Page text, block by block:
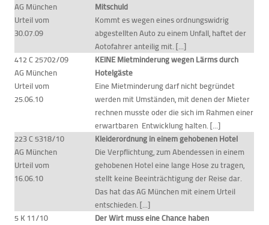
AG München
Urteil vom
30.07.09
Mitschuld
Kommt es wegen eines ordnungswidrig
abgestellten Auto zu einem Unfall, haftet der
Aotofahrer anteilig mit. [...]
412 C 25702/09
AG München
Urteil vom
25.06.10
KEINE Mietminderung wegen Lärms durch
Hotelgäste
Eine Mietminderung darf nicht begründet
werden mit Umständen, mit denen der Mieter
rechnen musste oder die sich im Rahmen einer
erwartbaren Entwicklung halten. [...]
223 C 5318/10
AG München
Urteil vom
16.06.10
Kleiderordnung in einem gehobenen Hotel
Die Verpflichtung, zum Abendessen in einem
gehobenen Hotel eine lange Hose zu tragen,
stellt keine Beeinträchtigung der Reise dar.
Das hat das AG München mit einem Urteil
entschieden. [...]
5 K 11/10
Der Wirt muss eine Chance haben